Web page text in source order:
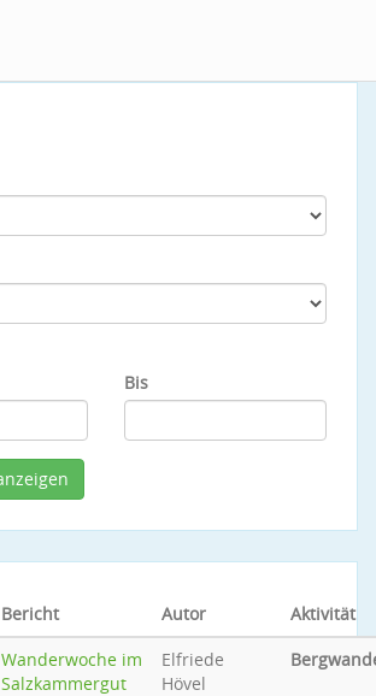
Bis
Bericht Autor
Aktivität
Wanderwoche im
Salzkammergut
Elfriede
Hövel